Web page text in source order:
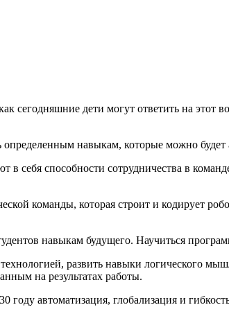
сегодняшние дети могут ответить на этот
навыкам, которые можно будет
способности сотрудничества в
команды, которая строит и кодирует
навыкам будущего. Научиться
развить навыки логического
на результатах работы.
автоматизация, глобализация и